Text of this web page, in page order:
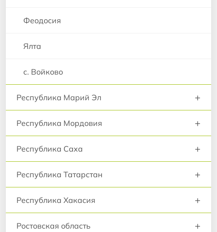
Феодосия
Ялта
с. Войково
Республика Марий Эл +
Республика Мордовия +
Республика Саха +
Республика Татарстан +
Республика Хакасия +
Ростовская область +